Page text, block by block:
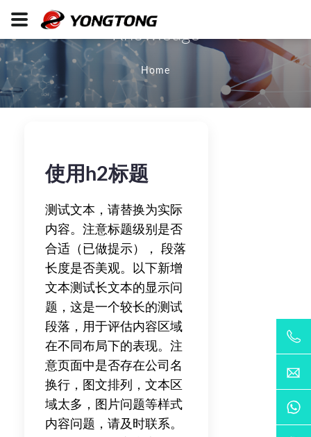
Knowledge
Home
使用h2标题
测试文本，请替换为实际
内容。注意标题级别是否
合适（已做提示）， 段落
长度是否美观。以下新增
文本测试长文本的显示问
题，这是一个较长的测试
段落，用于评估内容区域
在不同布局下的表现。注
意页面中是否存在公司名
换行，图文排列，文本区
域太多，图片问题等样式
内容问题，请及时联系。